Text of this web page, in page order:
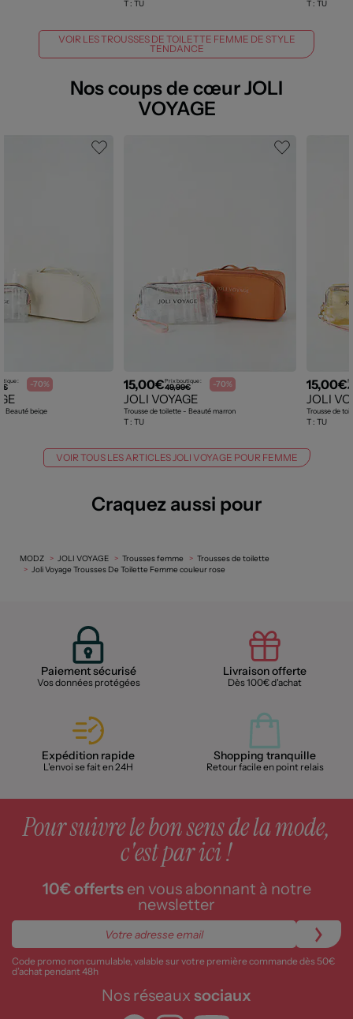
T : TU T : TU
VOIR LES TROUSSES DE TOILETTE FEMME DE STYLE
TENDANCE
Nos coups de cœur JOLI
VOYAGE
: -70%
Beauté beige
15,00€Prix boutique :
49,99€ -70%
JOLI VOYAGE
Trousse de toilette - Beauté marron
T : TU
15,00€
JOLI
Trousse de
T : TU
VOIR TOUS LES ARTICLES JOLI VOYAGE POUR FEMME
Craquez aussi pour
MODZ JOLI VOYAGE Trousses femme
Trousses de toilette
Joli Voyage Trousses De Toilette Femme couleur rose
Paiement sécurisé
Vos données protégées
Livraison offerte
Dès 100€ d'achat
Expédition rapide
L'envoi se fait en 24H
Shopping tranquille
Retour facile en point relais
Pour suivre le bon sens de la mode,
c'est par ici !
10€ offertsen vous abonnant à notre
newsletter
Code promo non cumulable, valable sur votre première commande dès 50€
d’achat pendant 48h
Nos réseaux sociaux